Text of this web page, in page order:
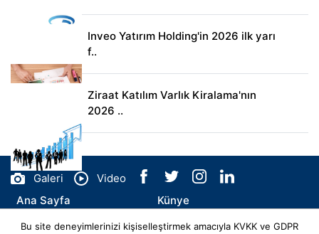
Inveo Yatırım Holding'in 2026 ilk yarı
f..
Ziraat Katılım Varlık Kiralama'nın
2026 ..
Galeri
Video
Ana Sayfa
Künye
İletişim
Bu site deneyimlerinizi kişiselleştirmek amacıyla KVKK ve GDPR